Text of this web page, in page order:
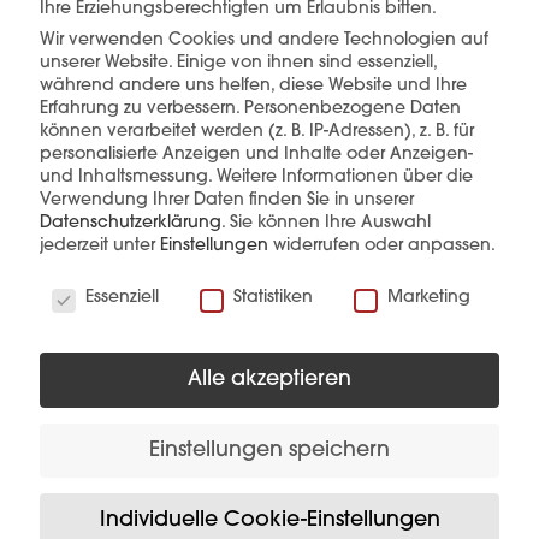
mehr erfahren
Diese Produkte könnten Sie auch
interessieren
Ihre Erziehungsberechtigten um Erlaubnis bitten.
Wir verwenden Cookies und andere Technologien auf
unserer Website. Einige von ihnen sind essenziell,
während andere uns helfen, diese Website und Ihre
Erfahrung zu verbessern. Personenbezogene Daten
können verarbeitet werden (z. B. IP-Adressen), z. B. für
personalisierte Anzeigen und Inhalte oder Anzeigen-
und Inhaltsmessung. Weitere Informationen über die
Verwendung Ihrer Daten finden Sie in unserer
Datenschutzerklärung. Sie können Ihre Auswahl
jederzeit unter Einstellungen widerrufen oder anpassen.
Essenziell
Statistiken Marketing
Alle akzeptieren
Einstellungen speichern
Individuelle Cookie-Einstellungen